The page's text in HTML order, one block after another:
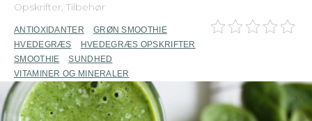
Opskrifter, Tilbehør
ANTIOXIDANTER
GRØN SMOOTHIE
HVEDEGRÆS
HVEDEGRÆS OPSKRIFTER
SMOOTHIE
SUNDHED
VITAMINER OG MINERALER